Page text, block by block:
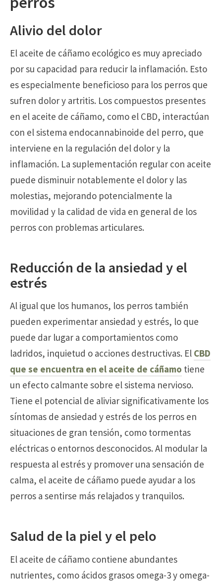
Alivio del dolor
El aceite de cáñamo ecológico es muy apreciado
por su capacidad para reducir la inflamación. Esto
es especialmente beneficioso para los perros que
sufren dolor y artritis. Los compuestos presentes
en el aceite de cáñamo, como el CBD, interactúan
con el sistema endocannabinoide del perro, que
interviene en la regulación del dolor y la
inflamación. La suplementación regular con aceite
puede disminuir notablemente el dolor y las
molestias, mejorando potencialmente la
movilidad y la calidad de vida en general de los
perros con problemas articulares.
Reducción de la ansiedad y el
estrés
Al igual que los humanos, los perros también
pueden experimentar ansiedad y estrés, lo que
puede dar lugar a comportamientos como
ladridos, inquietud o acciones destructivas. El CBD
que se encuentra en el aceite de cáñamo tiene
un efecto calmante sobre el sistema nervioso.
Tiene el potencial de aliviar significativamente los
síntomas de ansiedad y estrés de los perros en
situaciones de gran tensión, como tormentas
eléctricas o entornos desconocidos. Al modular la
respuesta al estrés y promover una sensación de
calma, el aceite de cáñamo puede ayudar a los
perros a sentirse más relajados y tranquilos.
Salud de la piel y el pelo
El aceite de cáñamo contiene abundantes
nutrientes, como ácidos grasos omega-3 y omega-